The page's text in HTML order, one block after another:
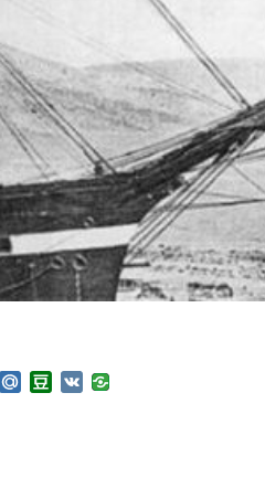
TumblrMail.RuDouban
VK